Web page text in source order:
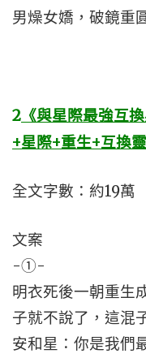
男燥女嬌，破鏡重
2 《與星際最強互
+星際+重生+互換
全文字數：約19萬
文案
-①-
明衣死後一朝重生
子就不說了，這混
安和星：你是我們